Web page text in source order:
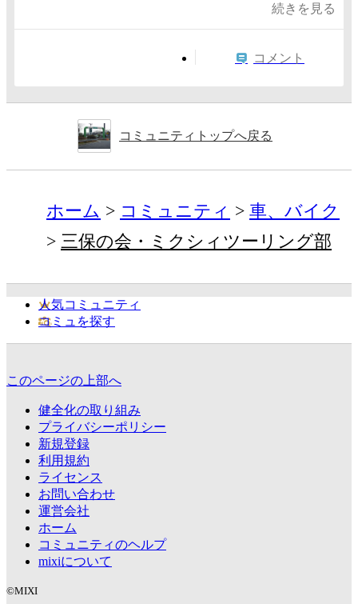
続きを見る
コメント
コミュニティトップへ戻る
ホーム コミュニティ
車、バイク
三保の会・ミクシィツーリング部
人気コミュニティ
コミュを探す
このページの上部へ
健全化の取り組み
プライバシーポリシー
新規登録
利用規約
ライセンス
お問い合わせ
運営会社
ホーム
コミュニティのヘルプ
mixiについて
©MIXI